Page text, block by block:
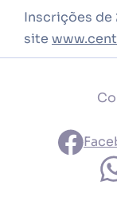
Inscrições de
site